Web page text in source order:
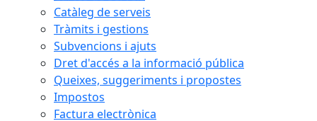
Catàleg de serveis
Tràmits i gestions
Subvencions i ajuts
Dret d'accés a la informació pública
Queixes, suggeriments i propostes
Impostos
Factura electrònica